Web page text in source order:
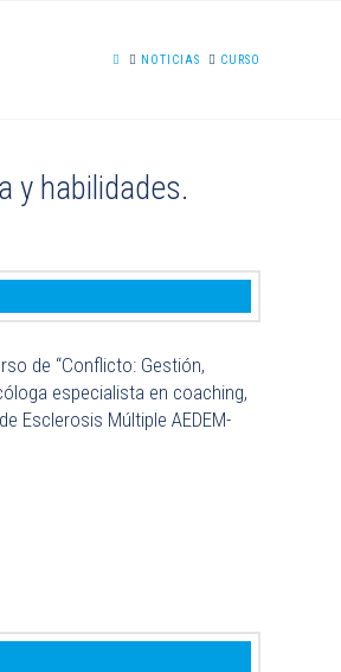
HOMENOTICIAS CURSO
y habilidades.
de “Conflicto: Gestión,
especialista en coaching,
Esclerosis Múltiple AEDEM-